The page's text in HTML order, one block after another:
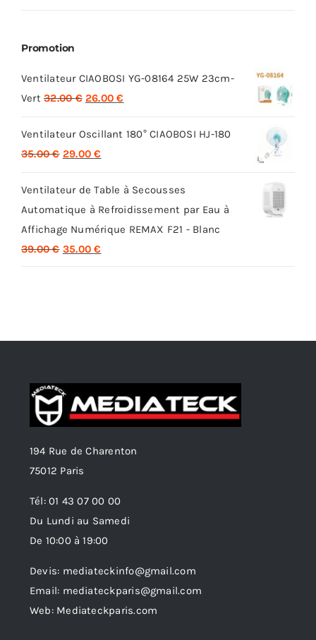
Promotion
Ventilateur CIAOBOSI YG-08164 25W 23cm-
Vert 32.00€ Le
initial
était :
26.00€
actuel
Ventilateur Oscillant 180° CIAOBOSI HJ-180
35.00€ Le
initial
était :
35.00 €.
29.00€
actuel
est :
29.00 €.
Ventilateur de Table à Secousses
Automatique à Refroidissement par Eau à
Affichage Numérique REMAX F21 - Blanc
39.00€ Le
35.00€
194 Rue de Charenton
75012 Paris
Tél: 01 43 07 00 00
Du Lundi au Samedi
De 10:00 à 19:00
Devis: mediateckinfo@gmail.com
Email: mediateckparis@gmail.com
Web: Mediateckparis.com